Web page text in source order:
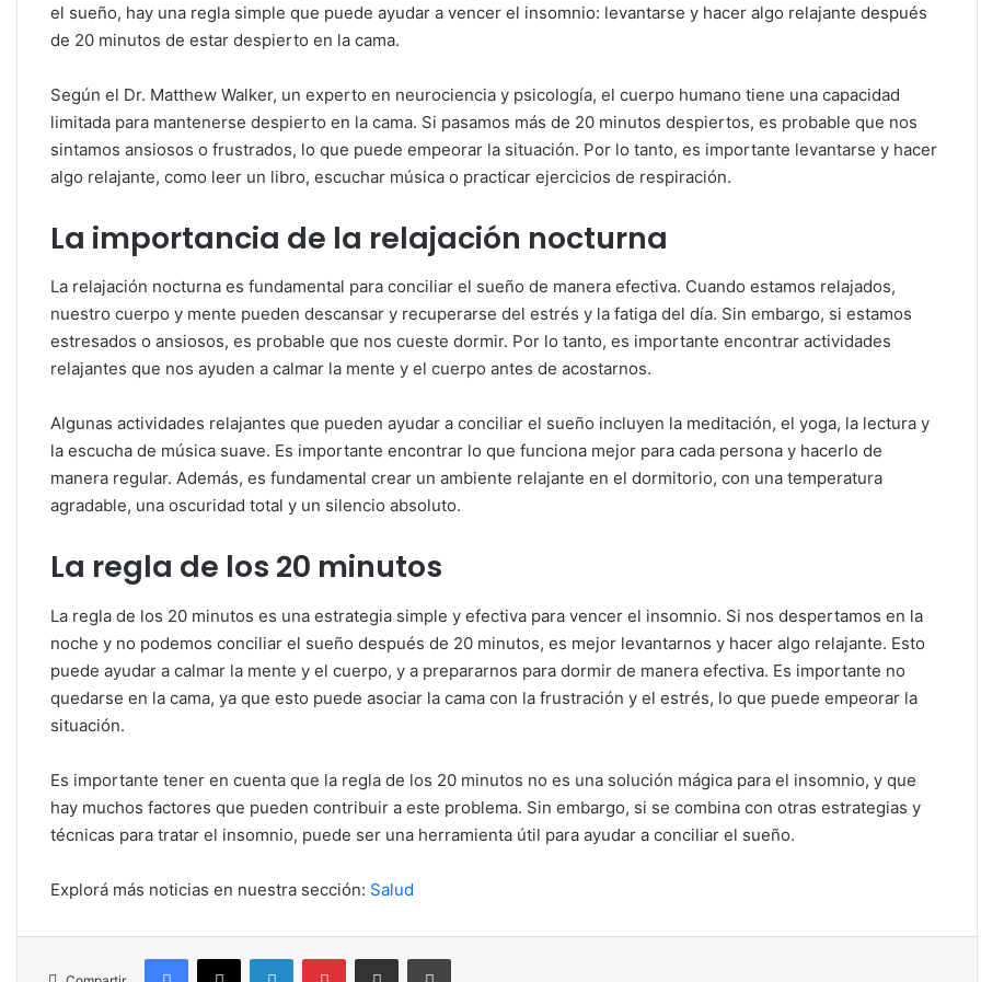
el sueño, hay una regla simple que puede ayudar a vencer el insomnio: levantarse y hacer algo relajante después
de 20 minutos de estar despierto en la cama.
Según el Dr. Matthew Walker, un experto en neurociencia y psicología, el cuerpo humano tiene una capacidad
limitada para mantenerse despierto en la cama. Si pasamos más de 20 minutos despiertos, es probable que nos
sintamos ansiosos o frustrados, lo que puede empeorar la situación. Por lo tanto, es importante levantarse y hacer
algo relajante, como leer un libro, escuchar música o practicar ejercicios de respiración.
La importancia de la relajación nocturna
La relajación nocturna es fundamental para conciliar el sueño de manera efectiva. Cuando estamos relajados,
nuestro cuerpo y mente pueden descansar y recuperarse del estrés y la fatiga del día. Sin embargo, si estamos
estresados o ansiosos, es probable que nos cueste dormir. Por lo tanto, es importante encontrar actividades
relajantes que nos ayuden a calmar la mente y el cuerpo antes de acostarnos.
Algunas actividades relajantes que pueden ayudar a conciliar el sueño incluyen la meditación, el yoga, la lectura y
la escucha de música suave. Es importante encontrar lo que funciona mejor para cada persona y hacerlo de
manera regular. Además, es fundamental crear un ambiente relajante en el dormitorio, con una temperatura
agradable, una oscuridad total y un silencio absoluto.
La regla de los 20 minutos
La regla de los 20 minutos es una estrategia simple y efectiva para vencer el insomnio. Si nos despertamos en la
noche y no podemos conciliar el sueño después de 20 minutos, es mejor levantarnos y hacer algo relajante. Esto
puede ayudar a calmar la mente y el cuerpo, y a prepararnos para dormir de manera efectiva. Es importante no
quedarse en la cama, ya que esto puede asociar la cama con la frustración y el estrés, lo que puede empeorar la
situación.
Es importante tener en cuenta que la regla de los 20 minutos no es una solución mágica para el insomnio, y que
hay muchos factores que pueden contribuir a este problema. Sin embargo, si se combina con otras estrategias y
técnicas para tratar el insomnio, puede ser una herramienta útil para ayudar a conciliar el sueño.
Explorá más noticias en nuestra sección: Salud
Facebook
X LinkedInPinterestCompartir por correo electrónicoImprimir